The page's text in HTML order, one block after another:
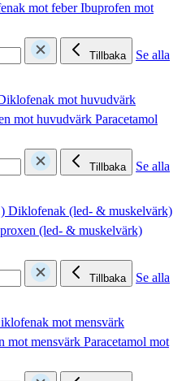
mot feberIbuprofen mot
Tillbaka
Se alla
mot huvudvärk
mot huvudvärk Paracetamol
Tillbaka
Se alla
Diklofenak (led- & muskelvärk)
(led- & muskelvärk)
Tillbaka
Se alla
mot mensvärk
mot mensvärk Paracetamol mot